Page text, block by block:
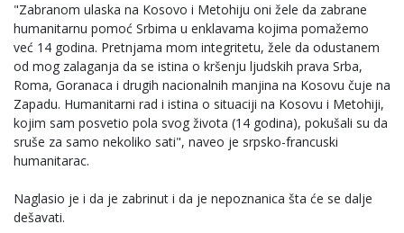
"Zabranom ulaska na Kosovo i Metohiju oni žele da zabrane
humanitarnu pomoć Srbima u enklavama kojima pomažemo
već 14 godina. Pretnjama mom integritetu, žele da odustanem
od mog zalaganja da se istina o kršenju ljudskih prava Srba,
Roma, Goranaca i drugih nacionalnih manjina na Kosovu čuje na
Zapadu. Humanitarni rad i istina o situaciji na Kosovu i Metohiji,
kojim sam posvetio pola svog života (14 godina), pokušali su da
sruše za samo nekoliko sati", naveo je srpsko-francuski
humanitarac.
Naglasio je i da je zabrinut i da je nepoznanica šta će se dalje
dešavati.